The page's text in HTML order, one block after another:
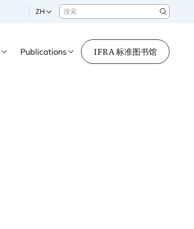
ZH 搜索
Search
Publications IFRA 标准图书馆